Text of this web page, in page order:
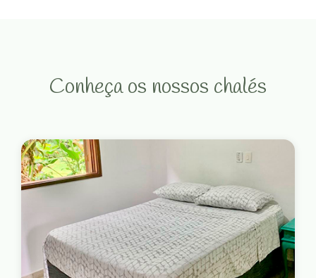
Conheça os nossos chalés